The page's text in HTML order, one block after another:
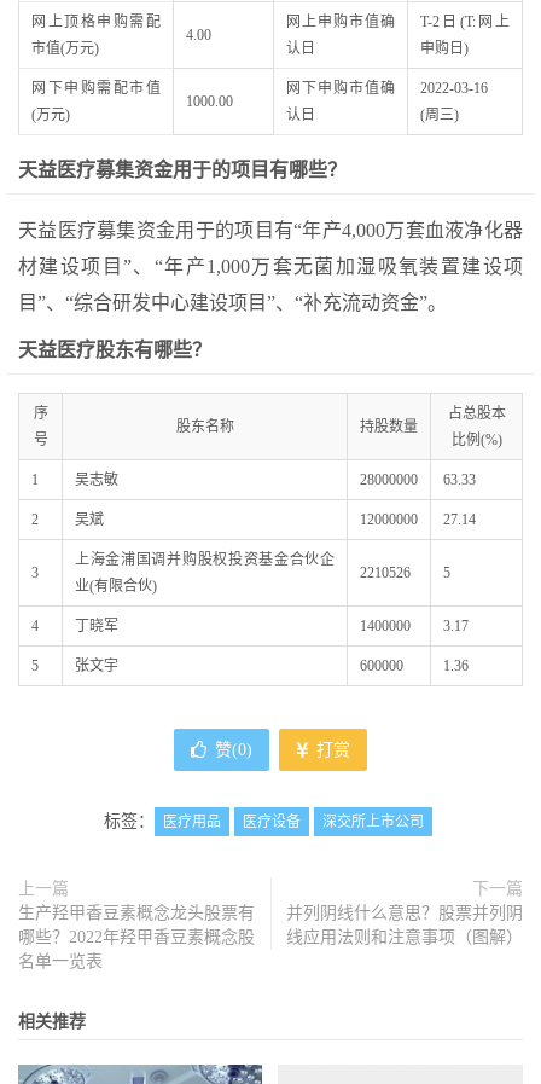
网上顶格申购需配
市值(万元)
4.00
网上申购市值确
认日
T-2日(T:网上
申购日)
网下申购需配市值
(万元)
1000.00
网下申购市值确
认日
2022-03-16
(周三)
天益医疗募集资金用于的项目有哪些？
天益医疗募集资金用于的项目有“年产4,000万套血液净化器
材建设项目”、“年产1,000万套无菌加湿吸氧装置建设项
目”、“综合研发中心建设项目”、“补充流动资金”。
天益医疗股东有哪些？
序
号
股东名称 持股数量
占总股本
比例(%)
1 吴志敏 28000000 63.33
2 吴斌 12000000 27.14
3
上海金浦国调并购股权投资基金合伙企
业(有限合伙)
2210526 5
4 丁晓军 1400000 3.17
5 张文宇 600000 1.36
赞(0) 打赏
标签： 医疗用品 医疗设备 深交所上市公司
上一篇
生产羟甲香豆素概念龙头股票有
哪些？2022年羟甲香豆素概念股
名单一览表
下一篇
并列阴线什么意思？股票并列阴
线应用法则和注意事项（图解）
相关推荐